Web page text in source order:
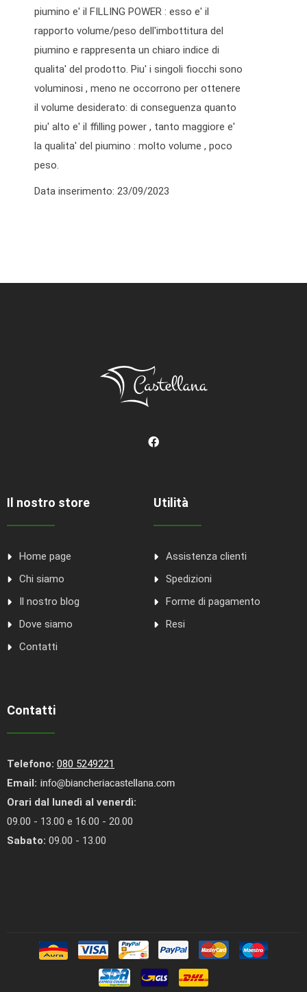
piumino e' il FILLING POWER : esso e' il
rapporto volume/peso dell'imbottitura del
piumino e rappresenta un chiaro indice di
qualita' del prodotto. Piu' i singoli fiocchi sono
voluminosi , meno ne occorrono per ottenere
il volume desiderato: di conseguenza quanto
piu' alto e' il ffilling power , tanto maggiore e'
la qualita' del piumino : molto volume , poco
peso.
Data inserimento: 23/09/2023
Il nostro store
Home page
Chi siamo
Il nostro blog
Dove siamo
Contatti
Utilità
Assistenza clienti
Spedizioni
Forme di pagamento
Resi
Contatti
Telefono: 080 5249221
Email:
Orari dal lunedì al venerdì:
09.00 - 13.00 e 16.00 - 20.00
Sabato: 09.00 - 13.00